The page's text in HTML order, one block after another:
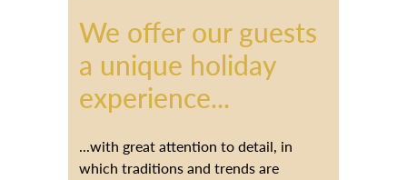
We offer our guests
a unique holiday
experience...
...with great attention to detail, in
which traditions and trends are